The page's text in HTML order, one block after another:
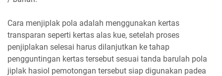
Cara menjiplak pola adalah menggunakan kertas
transparan seperti kertas alas kue, setelah proses
penjiplakan selesai harus dilanjutkan ke tahap
pengguntingan kertas tersebut sesuai tanda barulah pola
jiplak hasiol pemotongan tersebut siap digunakan padea